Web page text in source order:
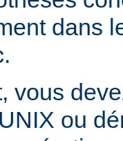
dans
vous
ou